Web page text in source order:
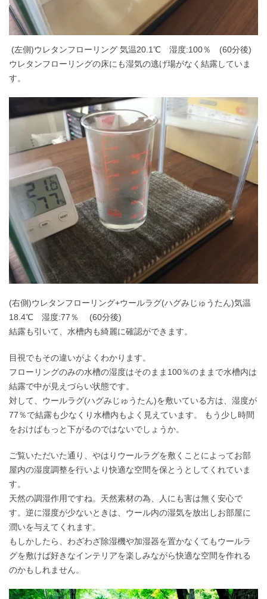
(左側)ウレタンフローリング 気温20.1℃ 湿度:100％ (60分後)
ウレタンフローリングの床にも湿気の逃げ場がなく結露していま
す。
(右側)ウレタンフローリング+ウールラグ(ハグみじゅうたん)気温
18.4℃ 湿度:77％ (60分後)
結露も引いて、水槽内も綺麗に確認ができます。
目視でもその違いがよくわかります。
フローリングのみの水槽の湿度はそのまま100％のままで水槽内は
結露で中が見えづらい状態です。
対して、ウールラグ(ハグみじゅうたん)を敷いている方は、湿度が
77％で結露も少なくり水槽内もよく見えています。 もう少し時間
をおけばもっと下がるのではないでしょうか。
ご覧いただいた通り、やはりウールラグを敷くことによってお部
屋内の湿度調整を行いより快適な空間を保とうとしてくれていま
す。
天然の調湿作用ですね。天然素材の為、人にも害は無く安心で
す。逆に湿度が少ないときは、ウール内の湿気を放出しお部屋に
潤いを与えてくれます。
もしかしたら、わざわざ除湿機や加湿器を置かなくてもウールラ
グを敷けば好きなインテリアを楽しみながら快適な空間を作れる
のかもしれません。